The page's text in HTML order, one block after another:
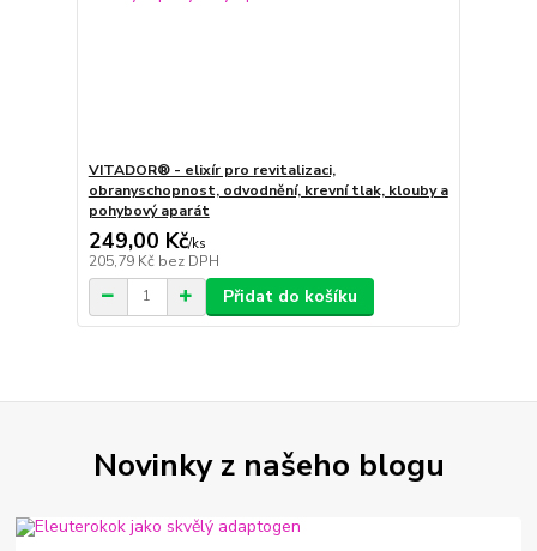
VITADOR® - elixír pro revitalizaci,
obranyschopnost, odvodnění, krevní tlak, klouby a
pohybový aparát
249,00 Kč/ks
205,79 Kč bez DPH
Přidat do košíku
Novinky z našeho blogu